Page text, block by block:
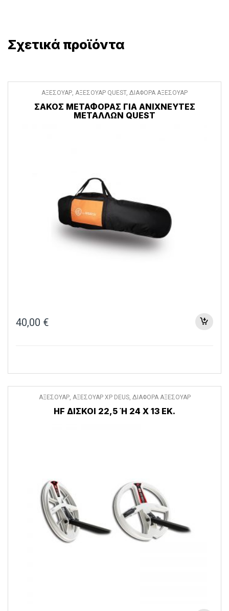
Σχετικά προϊόντα
ΑΞΕΣΟΥΑΡ, ΑΞΕΣΟΥΑΡ QUEST, ΔΙΑΦΟΡΑ ΑΞΕΣΟΥΑΡ
ΣΆΚΟΣ ΜΕΤΑΦΟΡΆΣ ΓΙΑ ΑΝΙΧΝΕΥΤΈΣ
ΜΕΤΆΛΛΩΝ QUEST
40,00 €
ΑΞΕΣΟΥΑΡ, ΑΞΕΣΟΥΑΡ XP DEUS, ΔΙΑΦΟΡΑ ΑΞΕΣΟΥΑΡ
HF ΔΙΣΚΟΙ 22,5 Ή 24 Χ 13 ΕΚ.